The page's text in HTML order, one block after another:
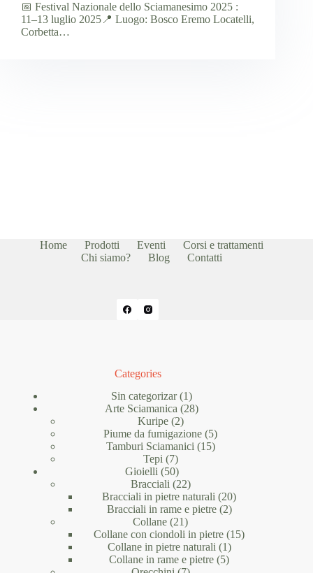
📅 Festival Nazionale dello Sciamanesimo 2025 :
11–13 luglio 2025📍 Luogo: Bosco Eremo Locatelli,
Corbetta…
Home Prodotti Eventi
Corsi e trattamenti
Chi siamo?
Blog Contatti
Categories
Sin categorizar 11
prodotto
Arte Sciamanica 2828
Kuripe 22
prodotti
Piume da fumigazione 55
prodotti
Tamburi Sciamanici 1515
Tepi 77
prodotti
Gioielli 5050
prodotti
Bracciali 2222
prodotti
Bracciali in pietre naturali 2020
Bracciali in rame e pietre 22
Collane 2121
prodotti
Collane con ciondoli in pietre 1515
Collane in pietre naturali 11
prodotto
Collane in rame e pietre 55